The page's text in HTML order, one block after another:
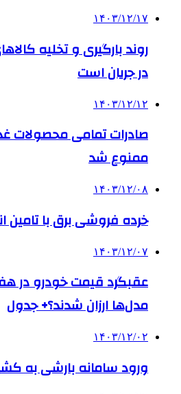
۱۴۰۳/۱۲/۱۷
روند بارگیری و تخلیه
در جریان است
۱۴۰۳/۱۲/۱۲
صادرات تمامی محصولات
ممنوع شد
۱۴۰۳/۱۲/۰۸
خرده فروشی برق با تامین
۱۴۰۳/۱۲/۰۷
عقبگرد قیمت خودرو در
مدل‌ها ارزان شدند؟+ جدول
۱۴۰۳/۱۲/۰۲
ورود سامانه بارشی به